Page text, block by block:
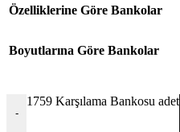
Özelliklerine Göre Bankolar
Boyutlarına Göre Bankolar
-
1759 Karşılama Bankosu adet